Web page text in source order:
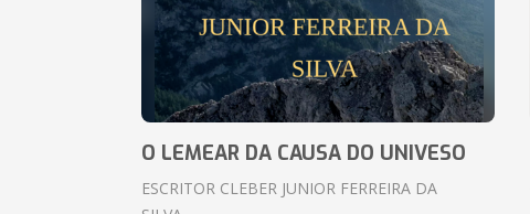
O LEMEAR DA CAUSA DO UNIVESO
ESCRITOR CLEBER JUNIOR FERREIRA DA